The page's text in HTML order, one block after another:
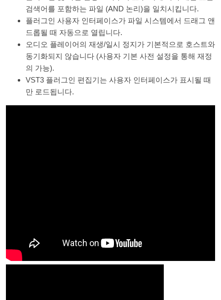
검색어를 포함하는 파일 (AND 논리)을 일치시킵니다.
플러그인 사용자 인터페이스가 파일 시스템에서 드래그 앤
드롭될 때 자동으로 열립니다.
오디오 플레이어의 재생/일시 정지가 기본적으로 호스트와
동기화되지 않습니다 (사용자 기본 사전 설정을 통해 재정
의 가능).
VST3 플러그인 편집기는 사용자 인터페이스가 표시될 때
만 로드됩니다.